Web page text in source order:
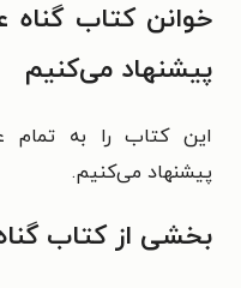
خوانن کتاب گناه
پیشنهاد می‌کنیم
این کتاب را به تمام
پیشنهاد می‌کنیم.
بخشی از کتاب